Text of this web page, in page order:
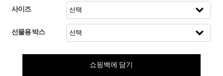
사이즈
선물용 박스
쇼핑백에 담기